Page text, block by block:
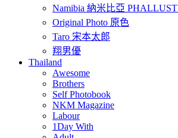
Namibia 納米比亞 PHALLUST
Original Photo 原色
Taro 宋本太郎
翔男優
Thailand
Awesome
Brothers
Self Photobook
NKM Magazine
Labour
1Day With